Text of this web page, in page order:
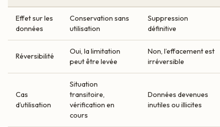
Effet sur les
données
Conservation sans
utilisation
Suppression
définitive
Réversibilité
Oui, la limitation
peut être levée
Non, l’effacement est
irréversible
Cas
d’utilisation
Situation
transitoire,
vérification en
cours
Données devenues
inutiles ou illicites